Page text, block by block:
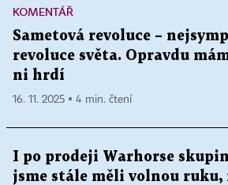
KOMENTÁŘ
Sametová revoluce –
revoluce světa. Opravdu
ni hrdí
16. 11. 2025 ▪ 4 min. čtení
I po prodeji Warhorse
jsme stále měli volnou